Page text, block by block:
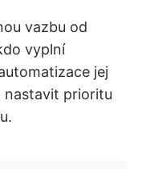
vazbu od
vyplní
jej
nastavit prioritu